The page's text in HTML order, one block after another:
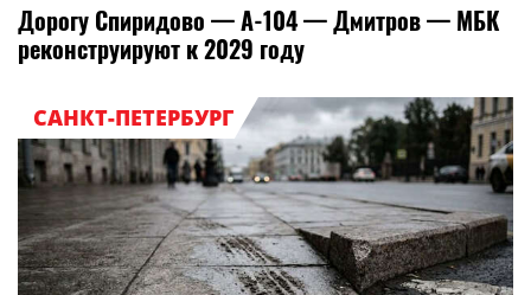
Дорогу Спиридово — А-104 — Дмитров — МБК
реконструируют к 2029 году
САНКТ-ПЕТЕРБУРГ